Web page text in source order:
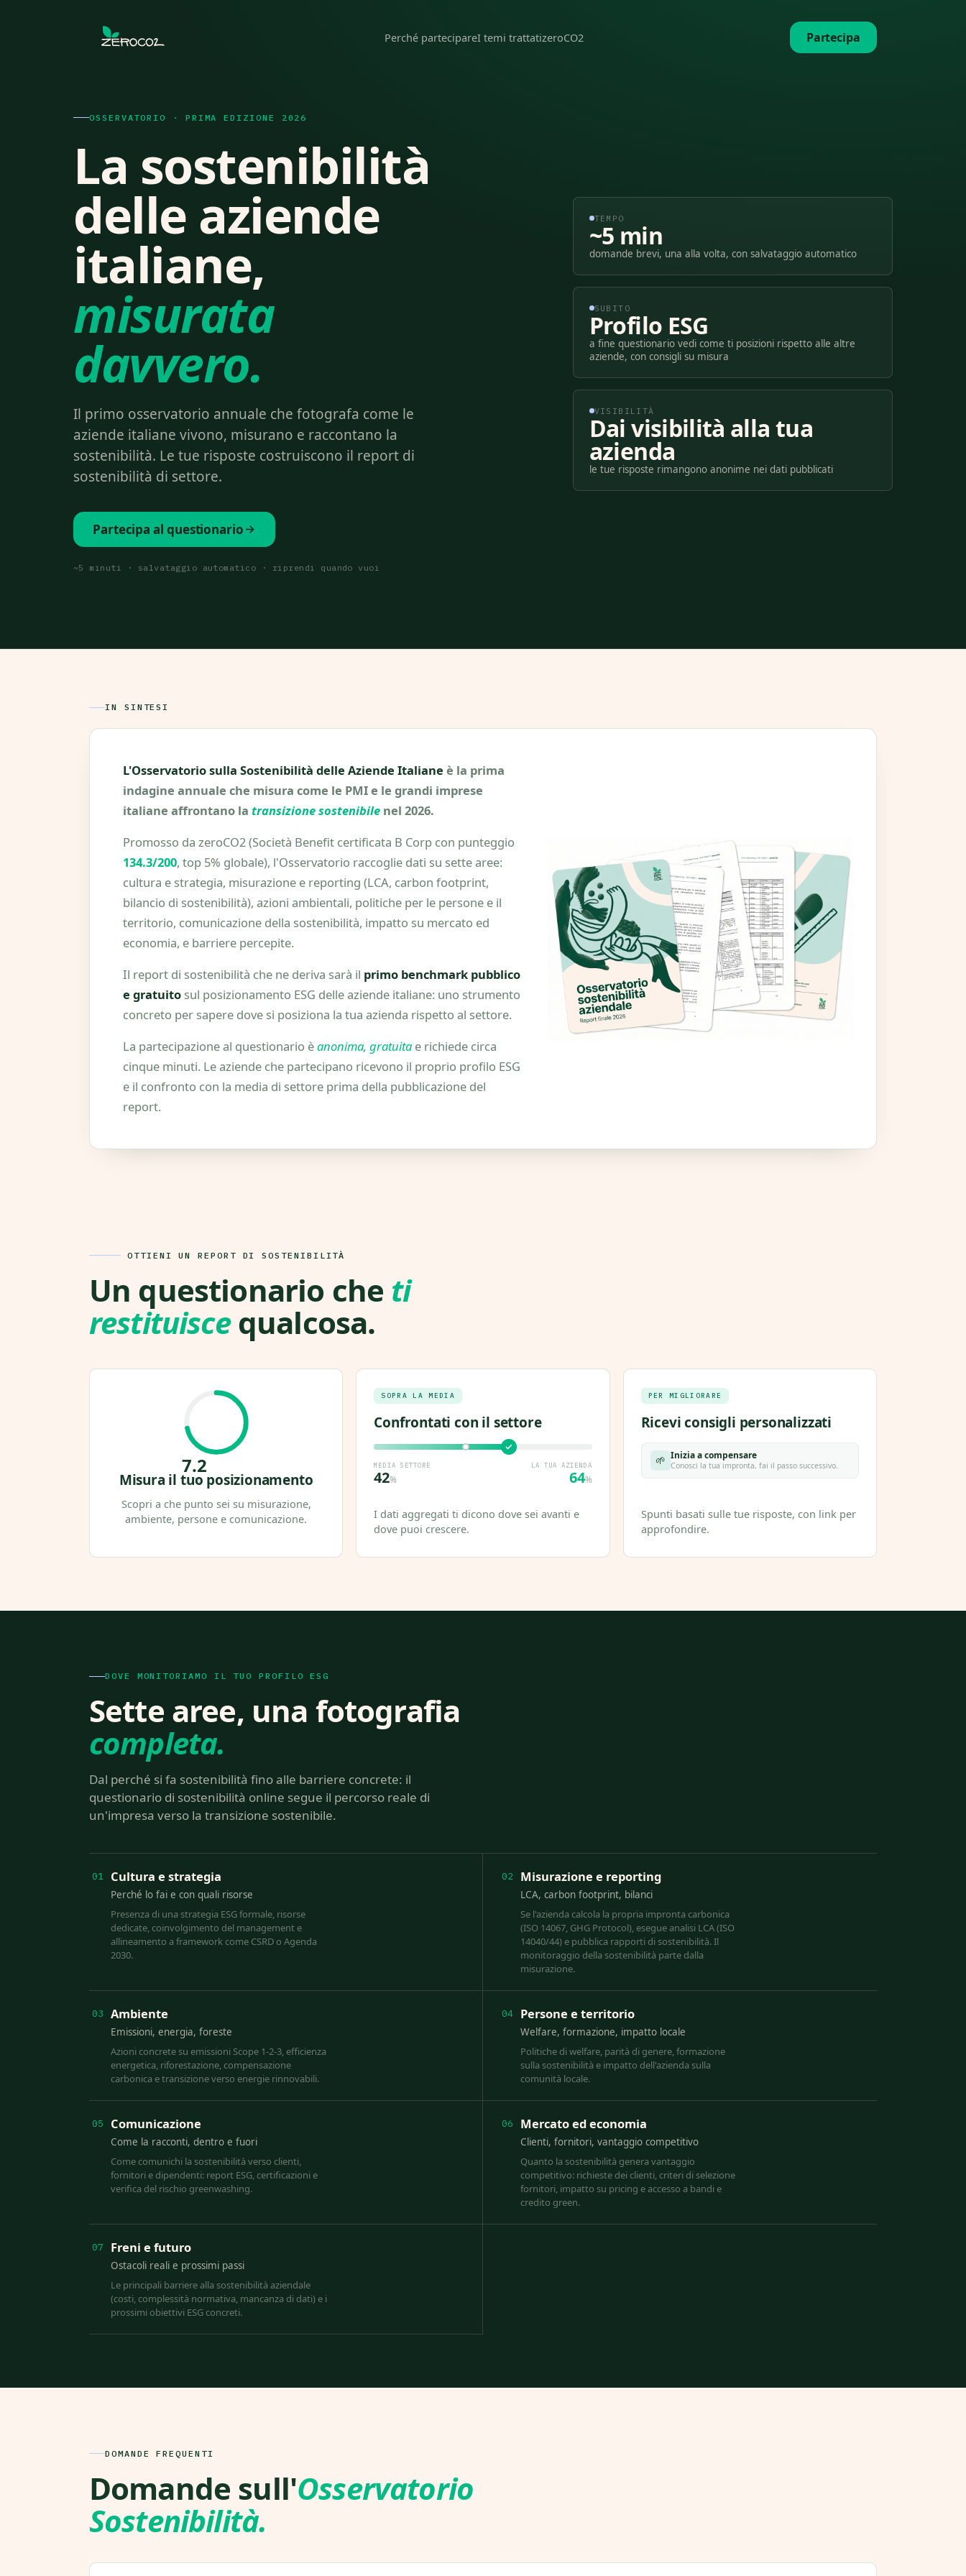
Perché partecipareI temi trattatizeroCO2 Partecipa
OSSERVATORIO · PRIMA EDIZIONE 2026
La sostenibilità
delle aziende
italiane,
misurata
davvero.
Il primo osservatorio annuale che fotografa come le
aziende italiane vivono, misurano e raccontano la
sostenibilità. Le tue risposte costruiscono il report di
sostenibilità di settore.
Partecipa al questionario
~5 minuti · salvataggio automatico · riprendi quando vuoi
TEMPO
~5 min
domande brevi, una alla volta, con salvataggio automatico
SUBITO
Profilo ESG
a fine questionario vedi come ti posizioni rispetto alle altre
aziende, con consigli su misura
VISIBILITÀ
Dai visibilità alla tua
azienda
le tue risposte rimangono anonime nei dati pubblicati
IN SINTESI
L'Osservatorio sulla Sostenibilità delle Aziende Italiane è la prima
indagine annuale che misura come le PMI e le grandi imprese
italiane affrontano la transizione sostenibile nel 2026.
Promosso da zeroCO2 (Società Benefit certificata B Corp con punteggio
134.3/200, top 5% globale), l'Osservatorio raccoglie dati su sette aree:
cultura e strategia, misurazione e reporting (LCA, carbon footprint,
bilancio di sostenibilità), azioni ambientali, politiche per le persone e il
territorio, comunicazione della sostenibilità, impatto su mercato ed
economia, e barriere percepite.
Il report di sostenibilità che ne deriva sarà il primo benchmark pubblico
e gratuito sul posizionamento ESG delle aziende italiane: uno strumento
concreto per sapere dove si posiziona la tua azienda rispetto al settore.
La partecipazione al questionario èanonima, gratuita e richiede circa
cinque minuti. Le aziende che partecipano ricevono il proprio profilo ESG
e il confronto con la media di settore prima della pubblicazione del
report.
OTTIENI UN REPORT DI SOSTENIBILITÀ
Un questionario che ti
restituiscequalcosa.
7.2
/ 10
Misura il tuo posizionamento
Scopri a che punto sei su misurazione,
ambiente, persone e comunicazione.
SOPRA LA MEDIA
Confrontati con il settore
MEDIA SETTORE
42%
LA TUA AZIENDA
64%
I dati aggregati ti dicono dove sei avanti e
dove puoi crescere.
PER MIGLIORARE
Ricevi consigli personalizzati
🌱 Inizia a compensare
Conosci la tua impronta, fai il passo successivo.
Spunti basati sulle tue risposte, con link per
approfondire.
DOVE MONITORIAMO IL TUO PROFILO ESG
Sette aree, una fotografia
completa.
Dal perché si fa sostenibilità fino alle barriere concrete: il
questionario di sostenibilità online segue il percorso reale di
un'impresa verso la transizione sostenibile.
01 Cultura e strategia
Perché lo fai e con quali risorse
Presenza di una strategia ESG formale, risorse
dedicate, coinvolgimento del management e
allineamento a framework come CSRD o Agenda
2030.
02 Misurazione e reporting
LCA, carbon footprint, bilanci
Se l'azienda calcola la propria impronta carbonica
(ISO 14067, GHG Protocol), esegue analisi LCA (ISO
14040/44) e pubblica rapporti di sostenibilità. Il
monitoraggio della sostenibilità parte dalla
misurazione.
03 Ambiente
Emissioni, energia, foreste
Azioni concrete su emissioni Scope 1-2-3, efficienza
energetica, riforestazione, compensazione
carbonica e transizione verso energie rinnovabili.
04 Persone e territorio
Welfare, formazione, impatto locale
Politiche di welfare, parità di genere, formazione
sulla sostenibilità e impatto dell'azienda sulla
comunità locale.
05 Comunicazione
Come la racconti, dentro e fuori
Come comunichi la sostenibilità verso clienti,
fornitori e dipendenti: report ESG, certificazioni e
verifica del rischio greenwashing.
06 Mercato ed economia
Clienti, fornitori, vantaggio competitivo
Quanto la sostenibilità genera vantaggio
competitivo: richieste dei clienti, criteri di selezione
fornitori, impatto su pricing e accesso a bandi e
credito green.
07 Freni e futuro
Ostacoli reali e prossimi passi
Le principali barriere alla sostenibilità aziendale
(costi, complessità normativa, mancanza di dati) e i
prossimi obiettivi ESG concreti.
DOMANDE FREQUENTI
Domande sull'Osservatorio
Sostenibilità.